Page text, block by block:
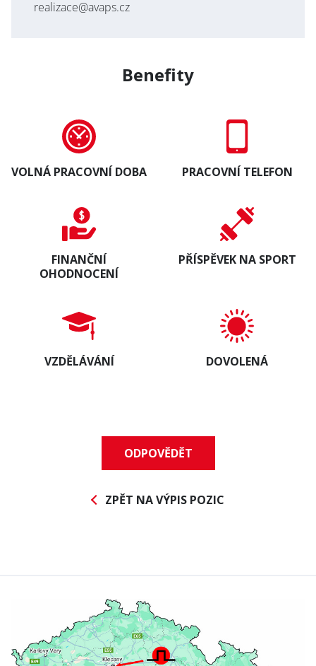
PRODUKTE
REFERENZEN
KONTAKT
realizace@avaps.cz
Benefity
VOLNÁ PRACOVNÍ DOBA PRACOVNÍ TELEFON
FINANČNÍ
OHODNOCENÍ
PŘÍSPĚVEK NA SPORT
VZDĚLÁVÁNÍ DOVOLENÁ
ODPOVĚDĚT
ZPĚT NA VÝPIS POZIC
Abonnieren Sie den
AVAPS
-Newsletter